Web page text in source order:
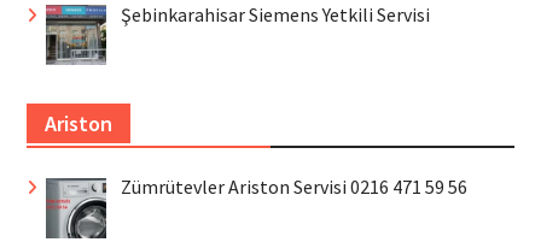
Şebinkarahisar Siemens Yetkili Servisi
Ariston
Zümrütevler Ariston Servisi 0216 471 59 56